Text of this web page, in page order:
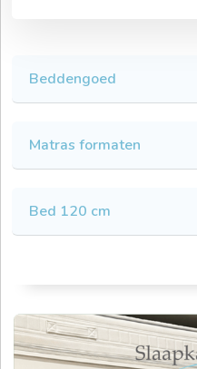
Beddengoed
Matras formaten
Bed 120 cm